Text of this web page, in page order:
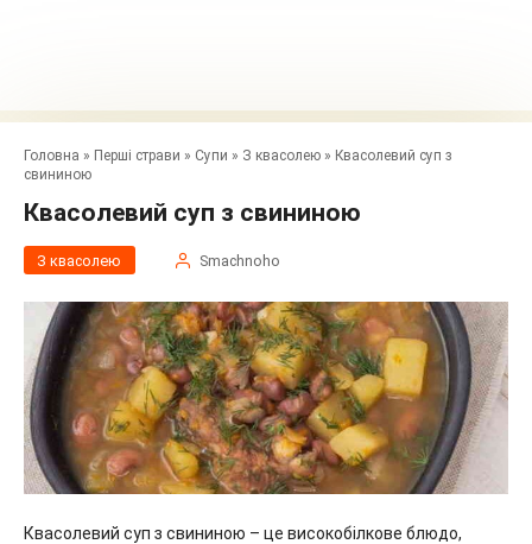
Головна » Перші страви » Супи » З квасолею » Квасолевий суп з
свининою
Квасолевий суп з свининою
З квасолею Smachnoho
Квасолевий суп з свининою – це високобілкове блюдо,